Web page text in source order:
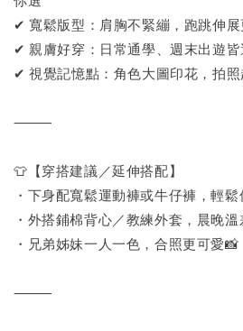
✔ 寬鬆版型：肩胸不緊繃，跑跳伸展
✔ 親膚好穿：日常通學、週末出遊皆
✔ 視覺記憶點：角色大圖印花，拍照
⸻
👕【穿搭建議／延伸搭配】
・下身配寬鬆運動褲或牛仔褲，輕鬆
・外搭鋪棉背心／教練外套，晨晚溫
・兄弟姊妹一人一色，合照更可愛📸
⸻